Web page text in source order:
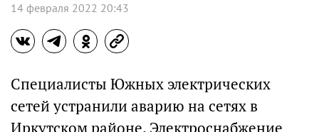
14 февраля 2022 20:43
Специалисты Южных электрических
сетей устранили аварию на сетях в
Иркутском районе. Электроснабжение